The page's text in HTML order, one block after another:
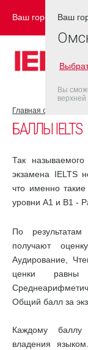
Ваш город: ОМСК
Главная страница
БАЛЛЫ IELTS
Так
экзамена IELTS
что именно
уровни А1 и В1 -
По
получают
Аудирование,
ценки
Общий балл за
Каждому баллу
владения
Ваш
Вы